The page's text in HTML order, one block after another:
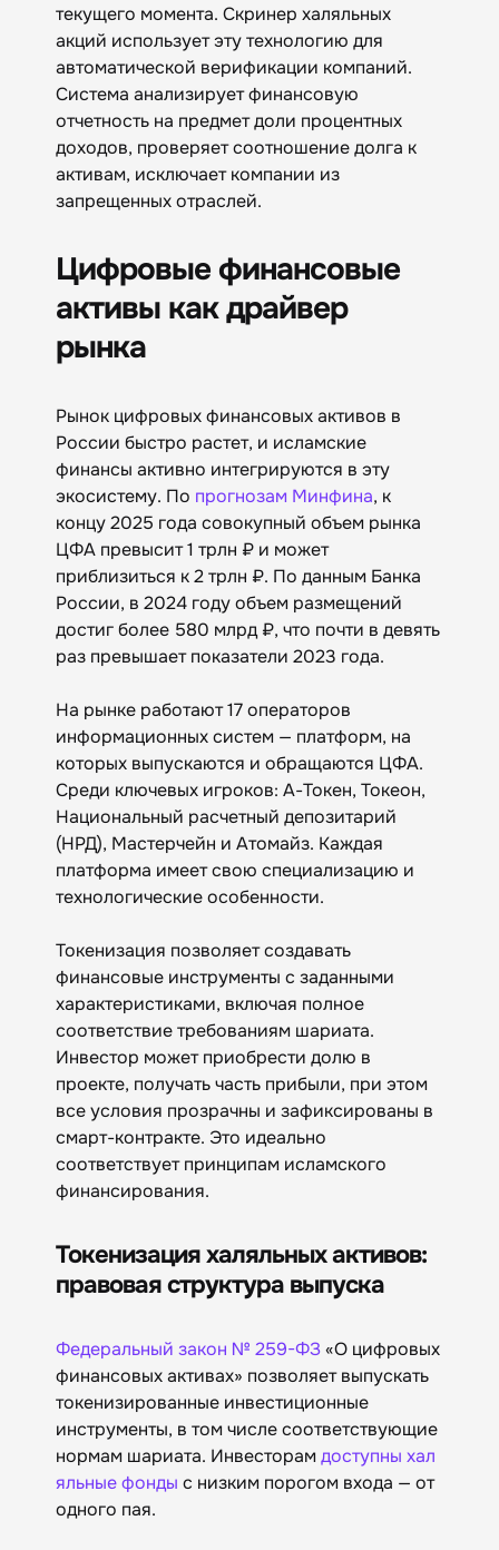
текущего момента. Скринер халяльных
акций использует эту технологию для
автоматической верификации компаний.
Система анализирует финансовую
отчетность на предмет доли процентных
доходов, проверяет соотношение долга к
активам, исключает компании из
запрещенных отраслей.
Цифровые финансовые
активы как драйвер
рынка
Рынок цифровых финансовых активов в
России быстро растет, и исламские
финансы активно интегрируются в эту
экосистему. По прогнозам Минфина, к
концу 2025 года совокупный объем рынка
ЦФА превысит 1 трлн ₽ и может
приблизиться к 2 трлн ₽. По данным Банка
России, в 2024 году объем размещений
достиг более 580 млрд ₽, что почти в девять
раз превышает показатели 2023 года.
На рынке работают 17 операторов
информационных систем — платформ, на
которых выпускаются и обращаются ЦФА.
Среди ключевых игроков: А-Токен, Токеон,
Национальный расчетный депозитарий
(НРД), Мастерчейн и Атомайз. Каждая
платформа имеет свою специализацию и
технологические особенности.
Токенизация позволяет создавать
финансовые инструменты с заданными
характеристиками, включая полное
соответствие требованиям шариата.
Инвестор может приобрести долю в
проекте, получать часть прибыли, при этом
все условия прозрачны и зафиксированы в
смарт-контракте. Это идеально
соответствует принципам исламского
финансирования.
Токенизация халяльных активов:
правовая структура выпуска
Федеральный закон № 259-ФЗ«О цифровых
финансовых активах» позволяет выпускать
токенизированные инвестиционные
инструменты, в том числе соответствующие
нормам шариата. Инвесторамдоступны хал
яльные фонды с низким порогом входа — от
одного пая.